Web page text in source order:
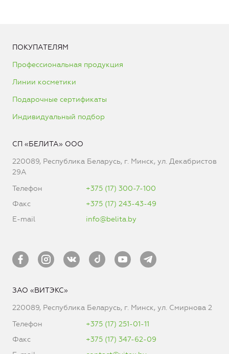
ПОКУПАТЕЛЯМ
Профессиональная продукция
Линии косметики
Подарочные сертификаты
Индивидуальный подбор
СП «БЕЛИТА» ООО
220089, Республика Беларусь, г. Минск, ул. Декабристов
29А
Телефон
+375 (17) 300-7-100
Факс
+375 (17) 243-43-49
E-mail
info@belita.by
ЗАО «ВИТЭКС»
220089, Республика Беларусь, г. Минск, ул. Смирнова 2
Телефон
+375 (17) 251-01-11
Факс
+375 (17) 347-62-09